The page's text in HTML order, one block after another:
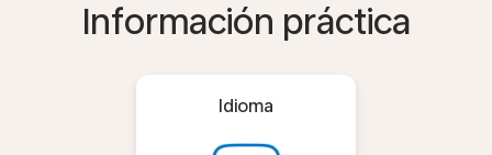
Información práctica
Idioma